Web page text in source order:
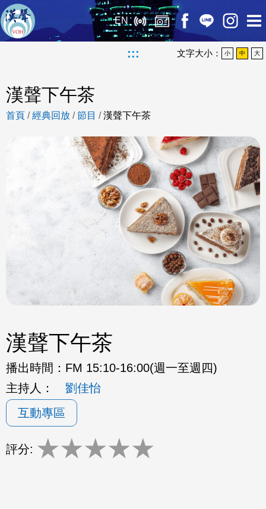
EN
::: 文字大小： 小 中 大
漢聲下午茶
首頁 /經典回放 /節目 /漢聲下午茶
漢聲下午茶
播出時間： FM 15:10-16:00(週一至週四)
主持人：
劉佳怡
互動專區
評分: ★★★★★